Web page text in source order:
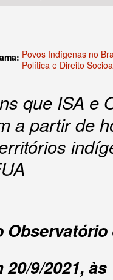
Povos Indígenas no
Política e Direito
que ISA e
a partir de
9/2021, às